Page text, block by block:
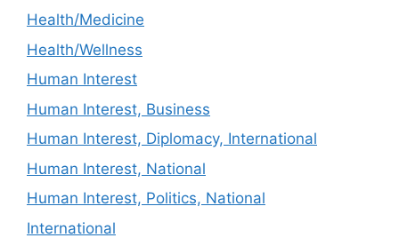
Health/Medicine
Health/Wellness
Human Interest
Human Interest, Business
Human Interest, Diplomacy, International
Human Interest, National
Human Interest, Politics, National
International